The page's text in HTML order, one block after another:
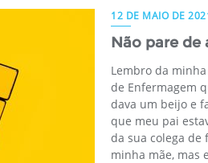
12 DE MAIO DE
Não pare de
Lembro da
de Enfermagem
dava um beijo e
que meu pai
da sua colega de
minha mãe, mas